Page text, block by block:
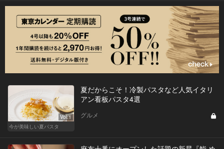
Vol.1
今が美味しい夏パスタ
夏だからこそ！冷製パスタなど人気イタリ
アン看板パスタ4選
グルメ